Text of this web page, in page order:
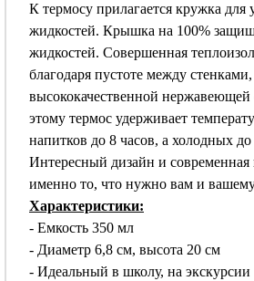
К термосу прилагается кружка для
жидкостей. Крышка на 100%
жидкостей. Совершенная
благодаря пустоте между
высококачественной нержавеющей
этому термос удерживает
напитков до 8 часов, а холодных до
Интересный дизайн и современная
именно то, что нужно вам и
Характеристики:
- Емкость 350 мл
- Диаметр 6,8 см, высота 20 см
- Идеальный в школу, на экскурсии